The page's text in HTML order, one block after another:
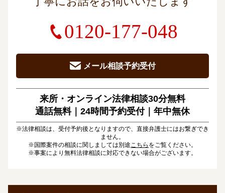
0120-177-048
メール相談予約受付
来所・オンライン法律相談30分無料
通話無料｜24時間予約受付｜ 年中無休
※法律相談は、受付予約後となりますので、直接弁護士にはお繋ぎでき
ません。
※国際案件の相談に関しましては別途 こちら をご覧ください。
※事案により無料法律相談に対応できない場合がございます。